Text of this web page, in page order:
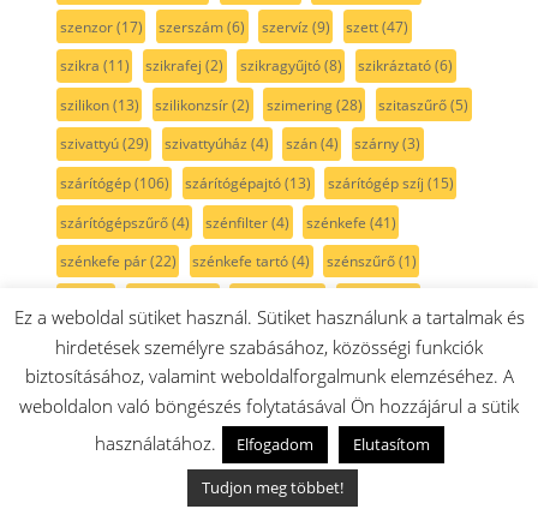
szenzor(17) szerszám(6) szervíz (9) szett(47)
szikra (11) szikrafej (2) szikragyűjtó(8) szikráztató(6)
szilikon(13) szilikonzsír(2) szimering(28) szitaszűrő(5)
szivattyú(29) szivattyúház (4) szán(4) szárny(3)
szárítógép(106) szárítógépajtó(13) szárítógép szíj (15)
szárítógépszűrő(4) szénfilter(4) szénkefe (41)
szénkefe pár(22) szénkefe tartó(4) szénszűrő(1)
szívófej(92) szórófej szórókar szögcsiszoló
(1)
szögfúró(1) szögpolírozó(1) szöszszedő(3)
szöszszűrő(5) szürke(36) szűkítő(2) szűrő (175)
szűrőtartó(6) sárga(3) sín(5) sótartály(7) sötétkék
sütemény kinyomó(3)
Ez a weboldal sütiket használ. Sütiket használunk a tartalmak és
hirdetések személyre szabásához, közösségi funkciók
biztosításához, valamint weboldalforgalmunk elemzéséhez. A
weboldalon való böngészés folytatásával Ön hozzájárul a sütik
használatához.
Elfogadom
Elutasítom
Tudjon meg többet!